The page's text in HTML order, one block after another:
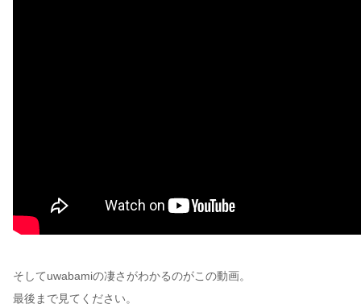
そしてuwabamiの凄さがわかるのがこの動画。
最後まで見てください。